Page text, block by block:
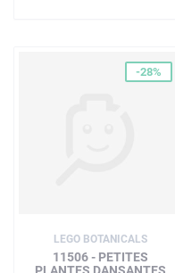
-28%
LEGO BOTANICALS
11506 - PETITES
PLANTES DANSANTES